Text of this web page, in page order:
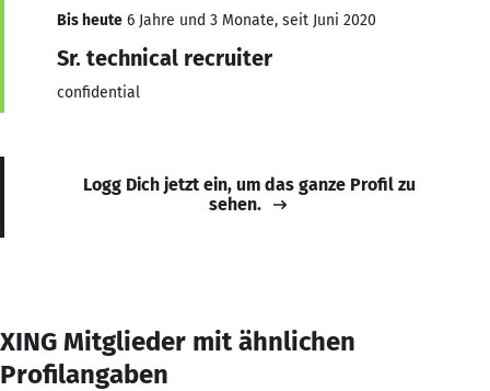
Bis heute 6 Jahre und 3 Monate, seit Juni 2020
Sr. technical recruiter
confidential
Logg Dich jetzt ein, um das ganze Profil zu
sehen.
XING Mitglieder mit ähnlichen
Profilangaben